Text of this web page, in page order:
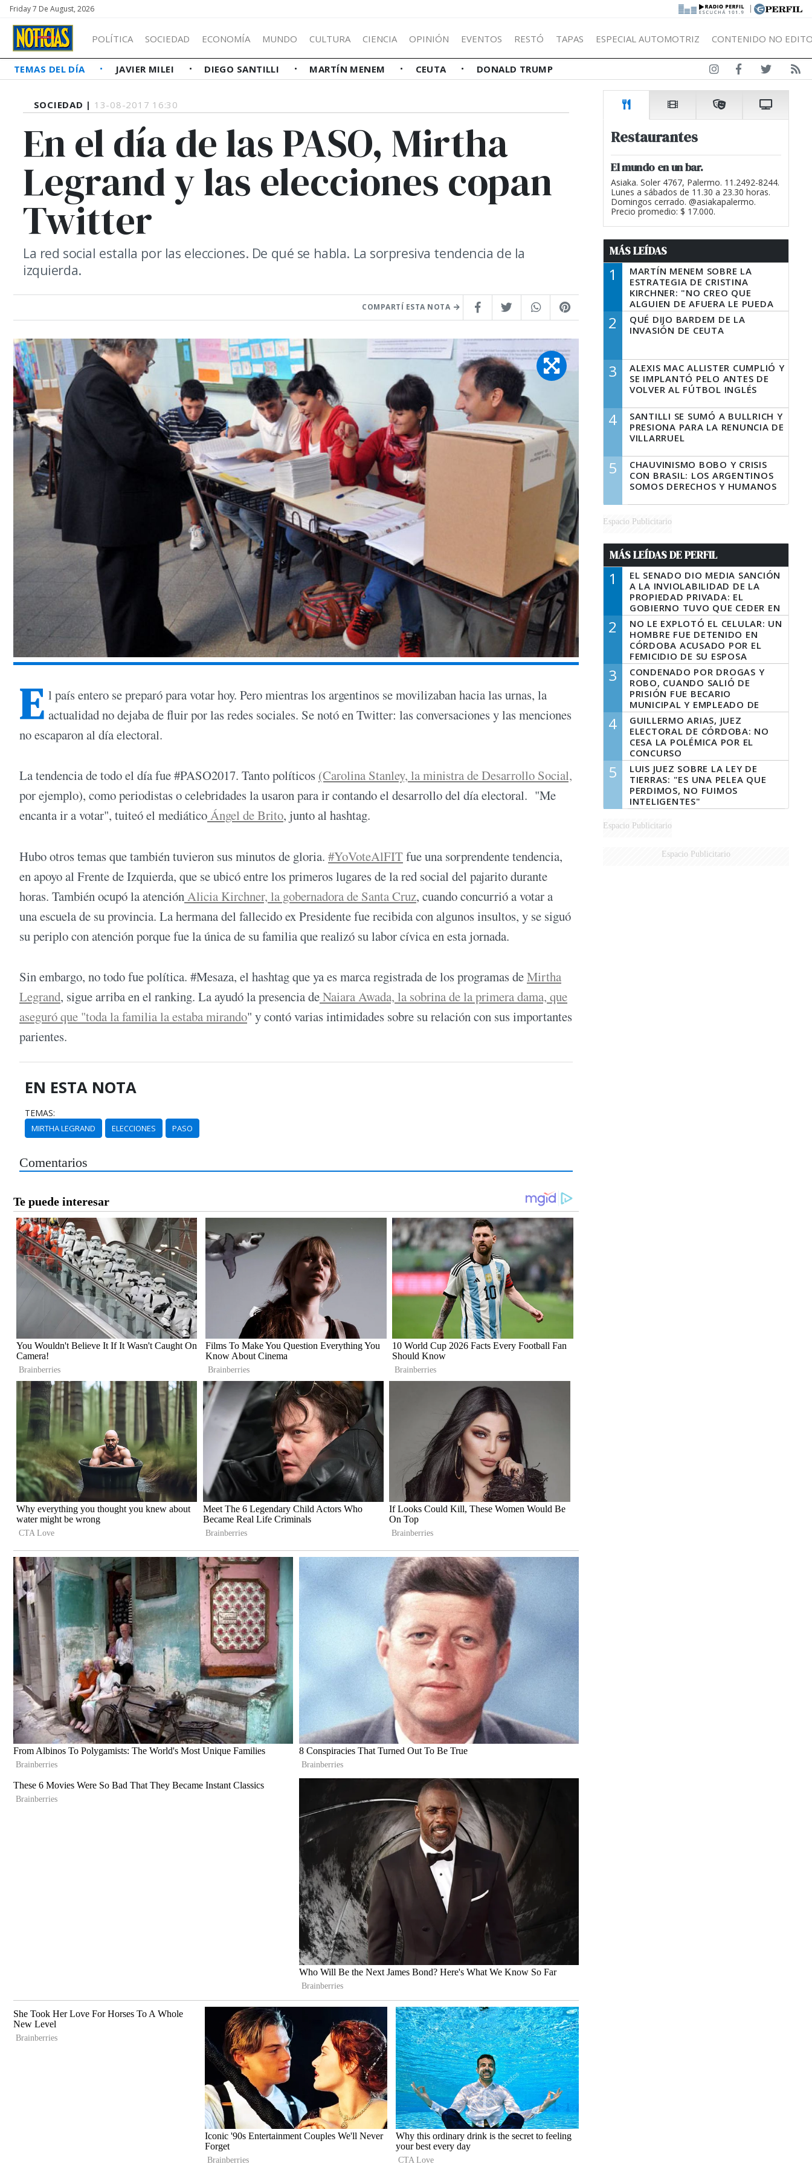
Friday 7 De August, 2026 |
POLÍTICA SOCIEDAD ECONOMÍA MUNDO CULTURA CIENCIA OPINIÓN EVENTOS RESTÓ TAPAS ESPECIAL AUTOMOTRIZ CONTENIDO NO
TEMAS DEL DÍA JAVIER MILEI DIEGO SANTILLI MARTÍN MENEM CEUTA DONALD TRUMP
SOCIEDAD | 13-08-2017 16:30
En el día de las PASO, Mirtha
Legrand y las elecciones copan
Twitter
La red social estalla por las elecciones. De qué se habla. La sorpresiva tendencia de la
izquierda.
COMPARTÍ ESTA NOTA
E l país entero se preparó para votar hoy. Pero mientras los argentinos se movilizaban hacia las urnas, la
actualidad no dejaba de fluir por las redes sociales. Se notó en Twitter: las conversaciones y las menciones
no escaparon al día electoral.
La tendencia de todo el día fue #PASO2017. Tanto políticos (Carolina Stanley, la ministra de Desarrollo Social,
por ejemplo), como periodistas o celebridades la usaron para ir contando el desarrollo del día electoral. "Me
encanta ir a votar", tuiteó el mediáticoÁngel de Brito, junto al hashtag.
Hubo otros temas que también tuvieron sus minutos de gloria. #YoVoteAlFITfue una sorprendente tendencia,
en apoyo al Frente de Izquierda, que se ubicó entre los primeros lugares de la red social del pajarito durante
horas. También ocupó la atenciónAlicia Kirchner, la gobernadora de Santa Cruz, cuando concurrió a votar a
una escuela de su provincia. La hermana del fallecido ex Presidente fue recibida con algunos insultos, y se siguó
su periplo con atención porque fue la única de su familia que realizó su labor cívica en esta jornada.
Sin embargo, no todo fue política. #Mesaza, el hashtag que ya es marca registrada de los programas deMirtha
Legrand, sigue arriba en el ranking. La ayudó la presencia deNaiara Awada, la sobrina de la primera dama, que
aseguró que "toda la familia la estaba mirando" y contó varias intimidades sobre su relación con sus importantes
parientes.
EN ESTA NOTA
TEMAS:
MIRTHA LEGRAND ELECCIONES PASO
Comentarios
Restaurantes
El mundo en un bar.
Asiaka. Soler 4767, Palermo. 11.2492-8244.
Lunes a sábados de 11.30 a 23.30 horas.
Domingos cerrado. @asiakapalermo.
Precio promedio: $ 17.000.
MÁS LEÍDAS
1
MARTÍN MENEM SOBRE LA
ESTRATEGIA DE CRISTINA
KIRCHNER: "NO CREO QUE
ALGUIEN DE AFUERA LE PUEDA
DECIR A LA JUSTICIA LO QUE
TIENE QUE HACER"
2
QUÉ DIJO BARDEM DE LA
INVASIÓN DE CEUTA
3
ALEXIS MAC ALLISTER CUMPLIÓ Y
SE IMPLANTÓ PELO ANTES DE
VOLVER AL FÚTBOL INGLÉS
4
SANTILLI SE SUMÓ A BULLRICH Y
PRESIONA PARA LA RENUNCIA DE
VILLARRUEL
5
CHAUVINISMO BOBO Y CRISIS
CON BRASIL: LOS ARGENTINOS
SOMOS DERECHOS Y HUMANOS
Espacio Publicitario
MÁS LEÍDAS DE PERFIL
1
EL SENADO DIO MEDIA SANCIÓN
A LA INVIOLABILIDAD DE LA
PROPIEDAD PRIVADA: EL
GOBIERNO TUVO QUE CEDER EN
LA LEY DEL MANEJO DEL FUEGO
2
NO LE EXPLOTÓ EL CELULAR: UN
HOMBRE FUE DETENIDO EN
CÓRDOBA ACUSADO POR EL
FEMICIDIO DE SU ESPOSA
3
CONDENADO POR DROGAS Y
ROBO, CUANDO SALIÓ DE
PRISIÓN FUE BECARIO
MUNICIPAL Y EMPLEADO DE
SENAF
4
GUILLERMO ARIAS, JUEZ
ELECTORAL DE CÓRDOBA: NO
CESA LA POLÉMICA POR EL
CONCURSO
5
LUIS JUEZ SOBRE LA LEY DE
TIERRAS: "ES UNA PELEA QUE
PERDIMOS, NO FUIMOS
INTELIGENTES"
Espacio Publicitario
Espacio Publicitario